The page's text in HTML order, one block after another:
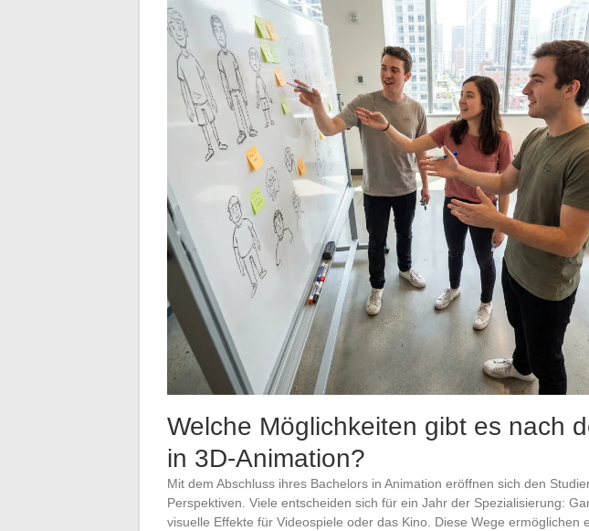
Welche Möglichkeiten gibt es nach
in 3D-Animation?
Mit dem Abschluss ihres Bachelors in Animation eröffnen sich den
Perspektiven. Viele entscheiden sich für ein Jahr der Spezialisierung:
visuelle Effekte für Videospiele oder das Kino. Diese Wege ermöglichen